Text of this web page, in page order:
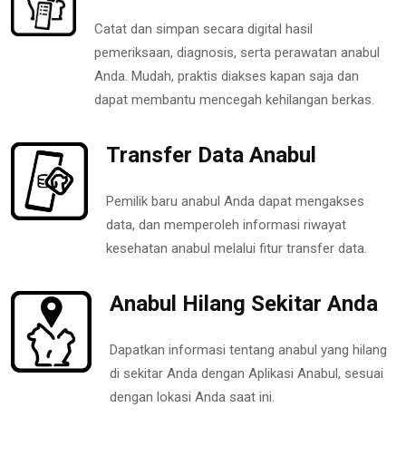
Catat dan simpan secara digital hasil
pemeriksaan, diagnosis, serta perawatan anabul
Anda. Mudah, praktis diakses kapan saja dan
dapat membantu mencegah kehilangan berkas.
Transfer Data Anabul
Pemilik baru anabul Anda dapat mengakses
data, dan memperoleh informasi riwayat
kesehatan anabul melalui fitur transfer data.
Anabul Hilang Sekitar Anda
Dapatkan informasi tentang anabul yang hilang
di sekitar Anda dengan Aplikasi Anabul, sesuai
dengan lokasi Anda saat ini.